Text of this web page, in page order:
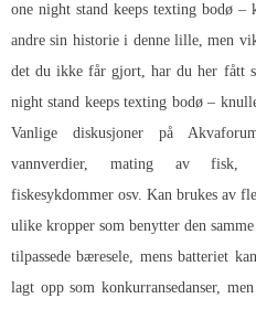
one night stand keeps texting bodø –
andre sin historie i denne lille, men
det du ikke får gjort, har du her fått
night stand keeps texting bodø –
Vanlige diskusjoner på
vannverdier, mating av fisk,
fiskesykdommer osv. Kan brukes av
ulike kropper som benytter den
tilpassede bæresele, mens batteriet
lagt opp som konkurransedanser,